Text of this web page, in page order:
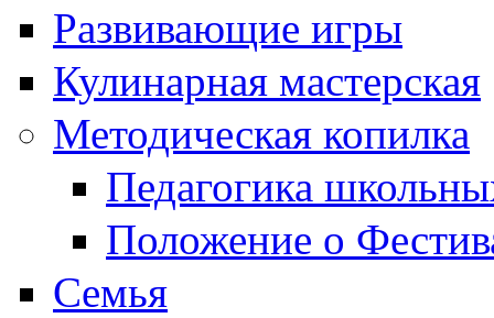
Развивающие игры
Кулинарная мастерская
Методическая копилка
Педагогика
Положение о
Семья